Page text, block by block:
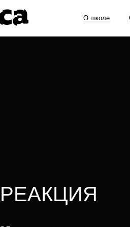
О школе
РЕАКЦИЯ